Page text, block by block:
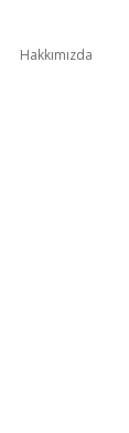
Hakkımızda